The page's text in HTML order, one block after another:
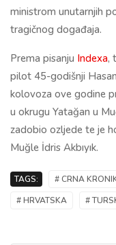
ministrom unutarnjih
tragičnog događaja.
Prema pisanju Indexa,
pilot 45-godišnji
kolovoza ove godine
u okrugu Yatağan u
zadobio ozljede te je
Muğle İdris Akbıyık.
TAGS: # CRNA
# HRVATSKA
#